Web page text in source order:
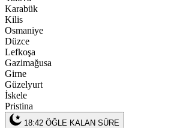
Karabük
Kilis
Osmaniye
Düzce
Lefkoşa
Gazimağusa
Girne
Güzelyurt
İskele
Pristina
18:41 ÖĞLE KALAN SÜRE